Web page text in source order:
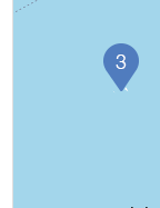
안흥외
충청남도
안흥앞